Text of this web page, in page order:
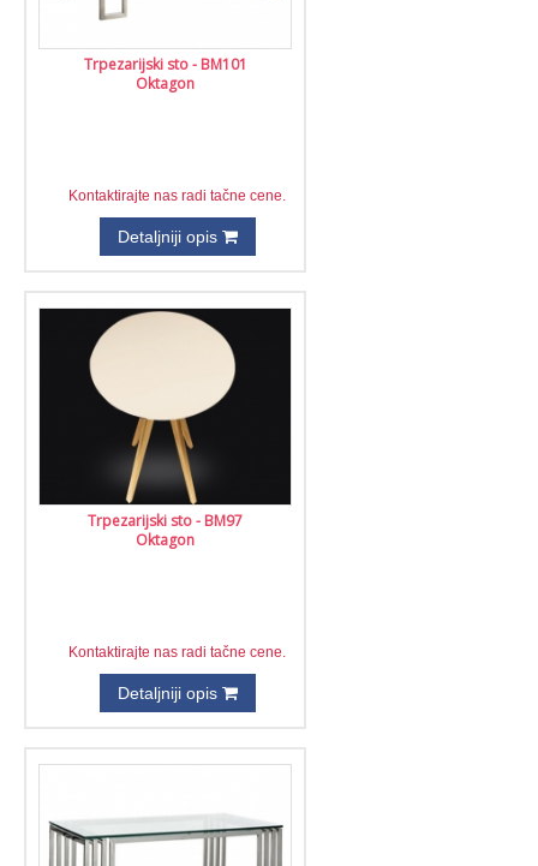
Trpezarijski sto - BM101
Oktagon
Kontaktirajte nas radi tačne cene.
Detaljniji opis
Trpezarijski sto - BM97
Oktagon
Kontaktirajte nas radi tačne cene.
Detaljniji opis